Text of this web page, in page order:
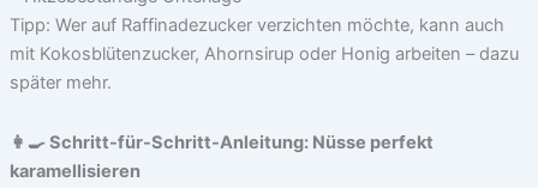
Tipp: Wer auf Raffinadezucker verzichten möchte, kann auch
mit Kokosblütenzucker, Ahornsirup oder Honig arbeiten – dazu
später mehr.
👩‍🍳 Schritt-für-Schritt-Anleitung: Nüsse perfekt
karamellisieren